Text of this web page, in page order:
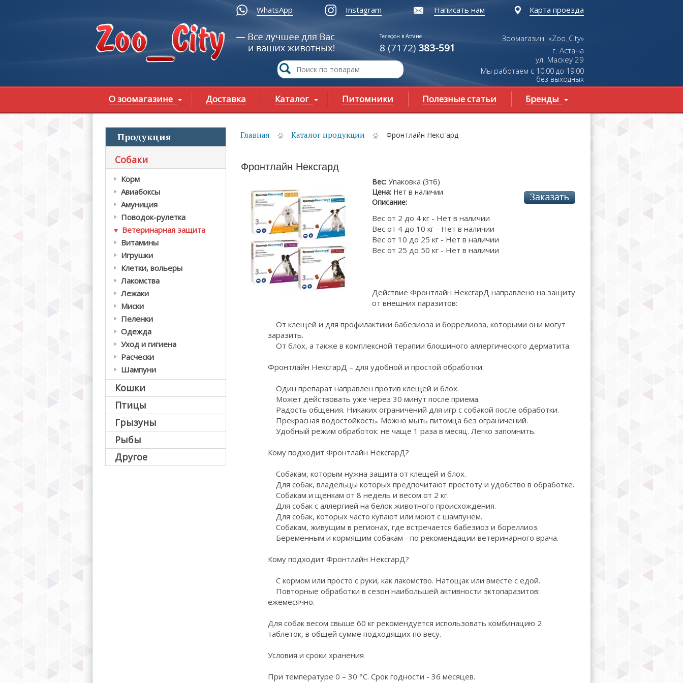
WhatsApp Instagram Написать нам Карта проезда
Телефон в Астане
8 (7172) 383-591
Зоомагазин «Zoo_City»
г. Астана
ул. Маскеу29
Мы работаем с 10:00 до 19:00
без выходных
О зоомагазине Доставка Каталог Питомники Полезные статьи Бренды
Продукция
Собаки
Корм
Авиабоксы
Амуниция
Поводок-рулетка
Ветеринарная защита
Витамины
Игрушки
Клетки, вольеры
Лакомства
Лежаки
Миски
Пеленки
Одежда
Уход и гигиена
Расчески
Шампуни
Кошки
Птицы
Грызуны
Рыбы
Другое
Вы здесь
Главная Каталог продукции Фронтлайн Нексгард
Фронтлайн Нексгард
Вес: Упаковка (3тб)
Цена: Нет в наличии
Описание:
Вес от 2 до 4 кг - Нет в наличии
Вес от 4 до 10 кг - Нет в наличии
Вес от 10 до 25 кг - Нет в наличии
Вес от 25 до 50 кг - Нет в наличии
Действие Фронтлайн НексгарД направлено на защиту
от внешних паразитов:
От клещей и для профилактики бабезиоза и боррелиоза, которыми они могут
заразить.
От блох, а также в комплексной терапии блошиного аллергического дерматита.
Фронтлайн НексгарД – для удобной и простой обработки:
Один препарат направлен против клещей и блох.
Может действовать уже через 30 минут после приема.
Радость общения. Никаких ограничений для игр с собакой после обработки.
Прекрасная водостойкость. Можно мыть питомца без ограничений.
Удобный режим обработок: не чаще 1 раза в месяц. Легко запомнить.
Кому подходит Фронтлайн НексгарД?
Собакам, которым нужна защита от клещей и блох.
Для собак, владельцы которых предпочитают простоту и удобство в обработке.
Собакам и щенкам от 8 недель и весом от 2 кг.
Для собак с аллергией на белок животного происхождения.
Для собак, которых часто купают или моют с шампунем.
Собакам, живущим в регионах, где встречается бабезиоз и бореллиоз.
Беременным и кормящим собакам - по рекомендации ветеринарного врача.
Кому подходит Фронтлайн НексгарД?
С кормом или просто с руки, как лакомство. Натощак или вместе с едой.
Повторные обработки в сезон наибольшей активности эктопаразитов:
ежемесячно.
Для собак весом свыше 60 кг рекомендуется использовать комбинацию 2
таблеток, в общей сумме подходящих по весу.
Условия и сроки хранения
При температуре 0 – 30 °С. Срок годности - 36 месяцев.